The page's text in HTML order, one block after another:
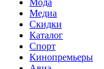
Мода
Медиа
Скидки
Каталог
Спорт
Кинопремьеры